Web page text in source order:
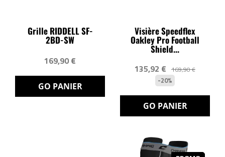
Grille RIDDELL SF-
2BD-SW
169,90 €
GO PANIER
Visière Speedflex
Oakley Pro Football
Shield...
135,92 € 169,90 €
-20%
GO PANIER